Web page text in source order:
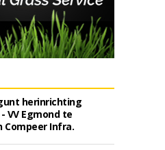
herinrichting
VV Egmond te
Compeer Infra.